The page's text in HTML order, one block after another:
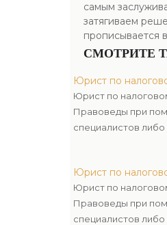
самым
затягиваем
прописывается
СМОТРИТЕ
Юрист по
Юрист по
Правоведы при
специалистов
Юрист по
Юрист по
Правоведы при
специалистов